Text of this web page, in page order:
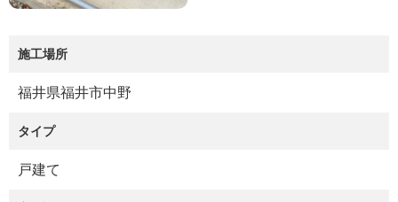
施工場所
福井県福井市中野
タイプ
戸建て